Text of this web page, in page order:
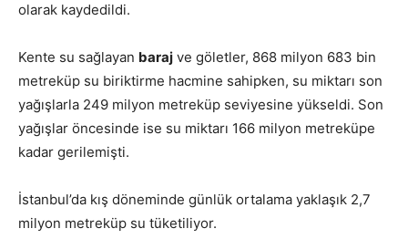
olarak kaydedildi.
Kente su sağlayan baraj ve göletler, 868 milyon 683 bin
metreküp su biriktirme hacmine sahipken, su miktarı son
yağışlarla 249 milyon metreküp seviyesine yükseldi. Son
yağışlar öncesinde ise su miktarı 166 milyon metreküpe
kadar gerilemişti.
İstanbul’da kış döneminde günlük ortalama yaklaşık 2,7
milyon metreküp su tüketiliyor.